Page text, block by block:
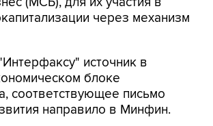
через механизм
источник в
блоке
соответствующее письмо
направило в Минфин.